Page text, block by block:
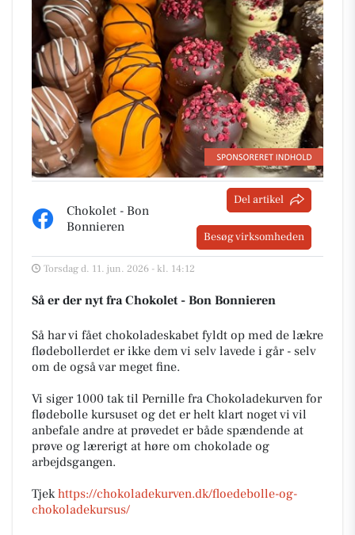
Chokolet - Bon
Bonnieren
Del artikel
Besøg virksomheden
Torsdag d. 11. jun. 2026 - kl. 14:12
Så er der nyt fra Chokolet - Bon Bonnieren
Så har vi fået chokoladeskabet fyldt op med de lækre
flødebollerdet er ikke dem vi selv lavede i går - selv
om de også var meget fine.
Vi siger 1000 tak til Pernille fra Chokoladekurven for
flødebolle kursuset og det er helt klart noget vi vil
anbefale andre at prøvedet er både spændende at
prøve og lærerigt at høre om chokolade og
arbejdsgangen.
Tjekhttps://chokoladekurven.dk/floedebolle-og-
chokoladekursus/